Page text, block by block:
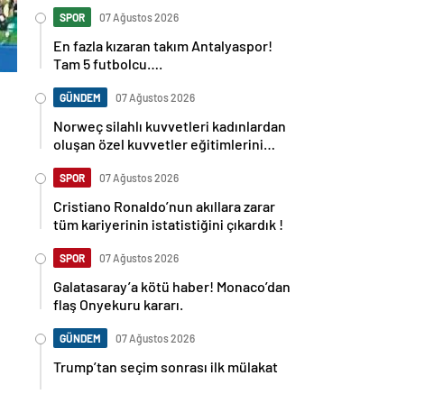
SPOR 07 Ağustos 2026
En fazla kızaran takım Antalyaspor!
Tam 5 futbolcu….
GÜNDEM 07 Ağustos 2026
Norweç silahlı kuvvetleri kadınlardan
oluşan özel kuvvetler eğitimlerini
SPOR 07 Ağustos 2026
Cristiano Ronaldo’nun akıllara zarar
tüm kariyerinin istatistiğini çıkardık !
SPOR 07 Ağustos 2026
Galatasaray’a kötü haber! Monaco’dan
flaş Onyekuru kararı.
GÜNDEM 07 Ağustos 2026
Trump’tan seçim sonrası ilk mülakat